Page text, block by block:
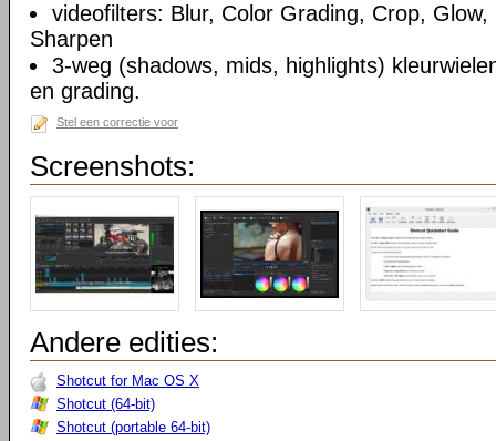
videofilters: Blur, Color Grading, Crop,
Sharpen
3-weg (shadows, mids, highlights)
en grading.
Stel een correctie voor
Screenshots:
Andere edities:
Shotcut for Mac OS X
Shotcut (64-bit)
Shotcut (portable 64-bit)